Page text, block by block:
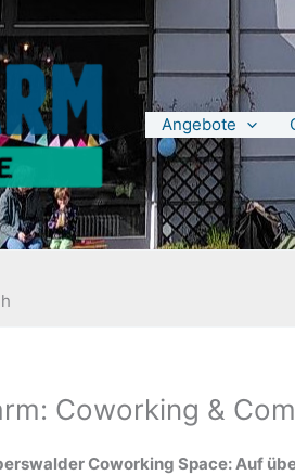
Angebote
Coworking &
Coworking Space: Auf